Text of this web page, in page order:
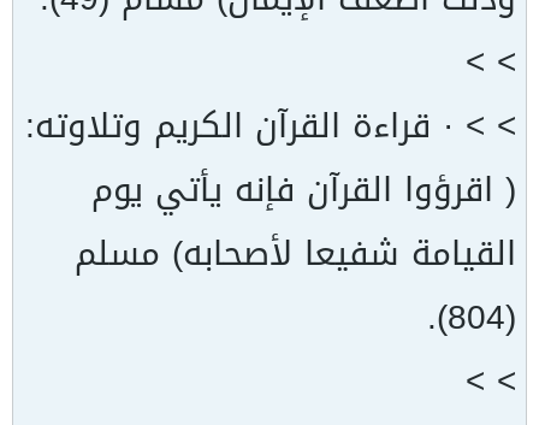
> >
> > · قراءة القرآن الكريم وتلاوته:
( اقرؤوا القرآن فإنه يأتي يوم
القيامة شفيعا لأصحابه) مسلم
(804).
> >